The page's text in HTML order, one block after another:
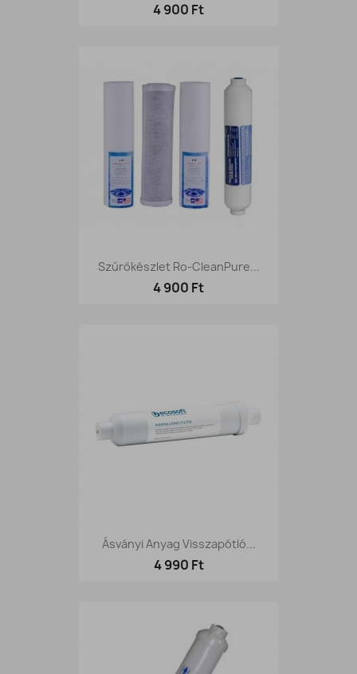
4 900 Ft
Szűrőkészlet Ro-CleanPure...
4 900 Ft
Ásványi Anyag Visszapótló...
4 990 Ft